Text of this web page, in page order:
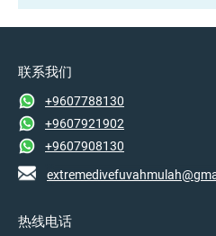
联系我们
+9607788130
+9607921902
+9607908130
热线电话